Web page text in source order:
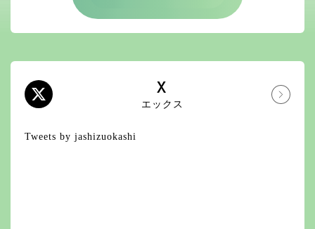
X
エックス
Tweets by jashizuokashi